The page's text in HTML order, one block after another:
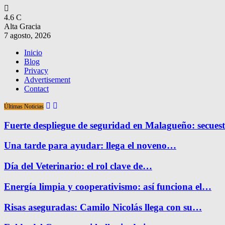
4.6 C
Alta Gracia
7 agosto, 2026
Inicio
Blog
Privacy
Advertisement
Contact
Últimas Noticias
Fuerte despliegue de seguridad en Malagueño:
Una tarde para ayudar: llega el noveno…
Día del Veterinario: el rol clave de…
Energía limpia y cooperativismo: así funciona el…
Risas aseguradas: Camilo Nicolás llega con su…